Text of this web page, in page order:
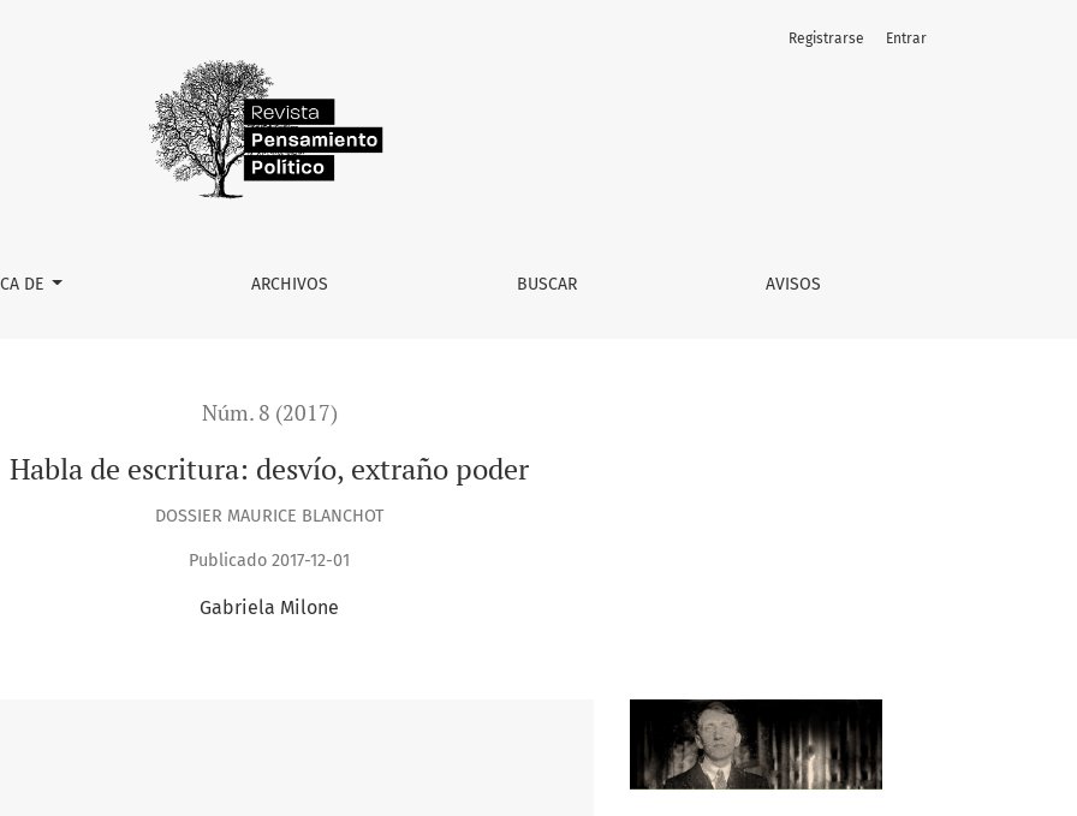
DE ARCHIVOS BUSCAR AVISOS
Registrarse Entrar
Núm. 8 (2017)
Habla de escritura: desvío, extraño poder
DOSSIER MAURICE BLANCHOT
Publicado 2017-12-01
Gabriela Milone